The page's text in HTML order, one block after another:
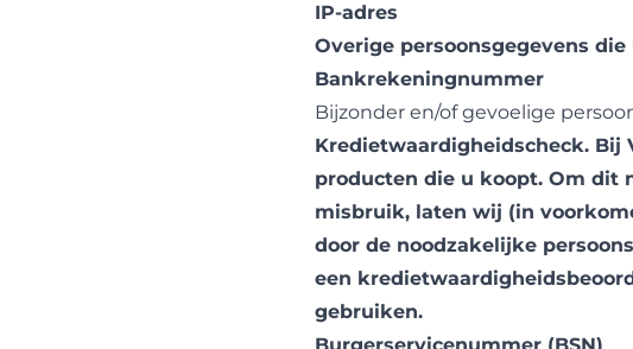
IP-adres
Overige persoonsgegevens
Bankrekeningnummer
Bijzonder en/of gevoelige
Kredietwaardigheidscheck. Bij
producten die u koopt. Om dit
misbruik, laten wij (in
door de noodzakelijke
een
gebruiken.